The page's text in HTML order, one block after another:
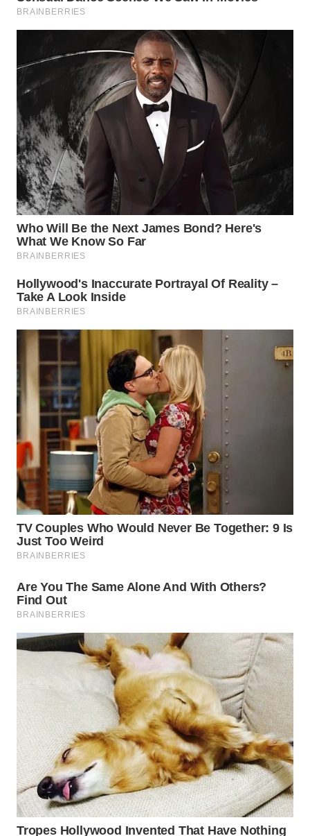
SULSEL
GORONTALO
WN
SULUT
WN
MALUKU
WN
MALUT
WN
WN
DANAU
TOBA
WN
NIAS
WN
LANGKAT
WN
TAPANULI
SELATAN
WN
TANJUNG
WN
KARO
WN
SIMALUNGUN
WN
LABUHANBATU
WN
TAPANULI
TENGAH
WN DELI